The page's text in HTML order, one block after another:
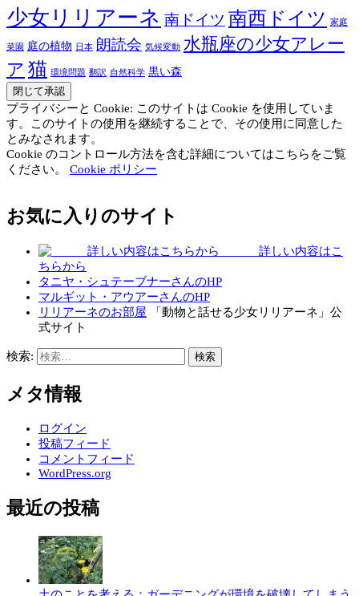
少女リリアーネ 南ドイツ 南西ドイツ 家庭
菜園 庭の植物 日本 朗読会 気候変動 水瓶座の少女アレー
ア 猫 環境問題 翻訳 自然科学 黒い森
プライバシーと Cookie: このサイトは Cookie を使用していま
す。このサイトの使用を継続することで、その使用に同意した
とみなされます。
Cookie のコントロール方法を含む詳細についてはこちらをご覧
ください。 Cookie ポリシー
お気に入りのサイト
詳しい内容はこ
ちらから
タニヤ・シュテーブナーさんのHP
マルギット・アウアーさんのHP
リリアーネのお部屋 「動物と話せる少女リリアーネ」公
式サイト
検索:
メタ情報
ログイン
投稿フィード
コメントフィード
WordPress.org
最近の投稿